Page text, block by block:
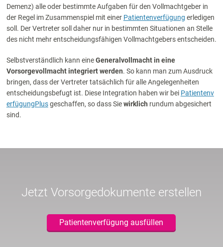
Demenz) alle oder bestimmte Aufgaben für den Vollmachtgeber in
der Regel im Zusammenspiel mit einer Patientenverfügung erledigen
soll. Der Vertreter soll daher nur in bestimmten Situationen an Stelle
des nicht mehr entscheidungsfähigen Vollmachtgebers entscheiden.
Selbstverständlich kann eineGeneralvollmacht in eine
Vorsorgevollmacht integriert werden. So kann man zum Ausdruck
bringen, dass der Vertreter tatsächlich für alle Angelegenheiten
entscheidungsbefugt ist. Diese Integration haben wir bei Patientenv
erfügungPlusgeschaffen, so dass Siewirklich rundum abgesichert
sind.
Jetzt Vorsorgedokumente erstellen
Patientenverfügung ausfüllen